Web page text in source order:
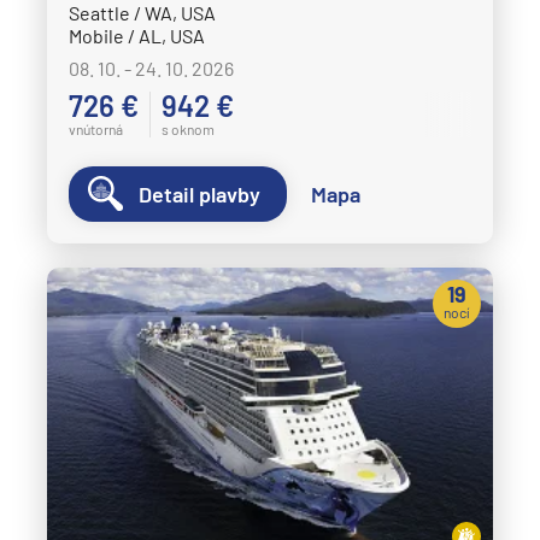
Seattle / WA, USA
Mobile / AL, USA
08. 10. - 24. 10. 2026
726 €
vnútorná
942 €
s oknom
Detail plavby Mapa
19
nocí